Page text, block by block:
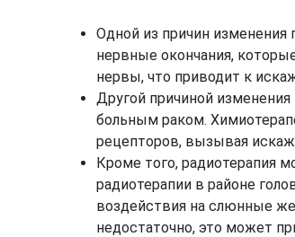
Одной из причин
нервные окончания,
нервы, что приводит к
Другой причиной
больным раком.
рецепторов, вызывая
Кроме того, радиотерапия
радиотерапии в районе
воздействия на слюнные
недостаточно, это может